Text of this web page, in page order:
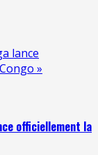
lance
»
officiellement la